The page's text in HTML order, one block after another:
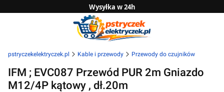
Wysyłka w 24h
Zwrot do 14 dni
Sprawdź naszą ofertę B2B
pstryczekelektryczek.pl Kable i przewody Przewody do czujników
IFM ; EVC087 Przewód PUR 2m Gniazdo
M12/4P kątowy , dł.20m